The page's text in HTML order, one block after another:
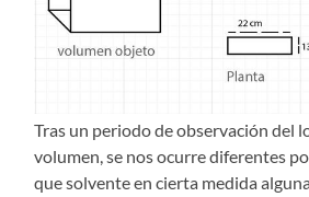
Tras un periodo de observación del
volumen, se nos ocurre diferentes
que solvente en cierta medida